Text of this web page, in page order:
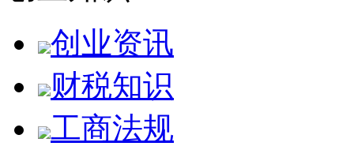
创业资讯
财税知识
工商法规